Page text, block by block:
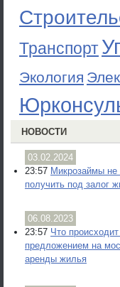
Транспорт
Экология
НОВОСТИ
03.02.2024
23:57 Микрозаймы не
получить под залог
06.08.2023
23:57 Что
предложением на
аренды жилья